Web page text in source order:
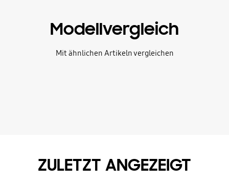
Modellvergleich
Mit ähnlichen Artikeln vergleichen
ZULETZT ANGEZEIGT